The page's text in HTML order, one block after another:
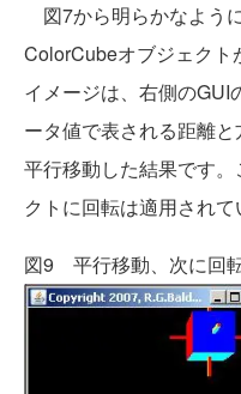
図7から明らかなよう
ColorCubeオブジェク
イメージは、右側のGUI
ータ値で表される距離
平行移動した結果です
クトに回転は適用されて
図9 平行移動、次に回